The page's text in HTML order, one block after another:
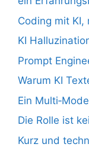
Coding mit KI,
KI
Prompt
Warum KI
Ein
Die Rolle ist
Kurz und